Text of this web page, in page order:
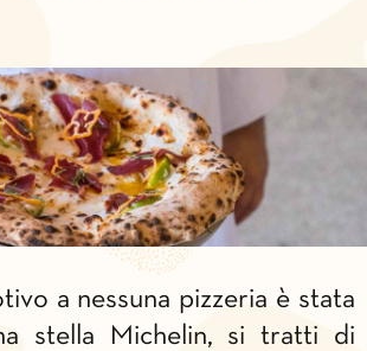
a nessuna pizzeria è stata
stella Michelin, si tratti di